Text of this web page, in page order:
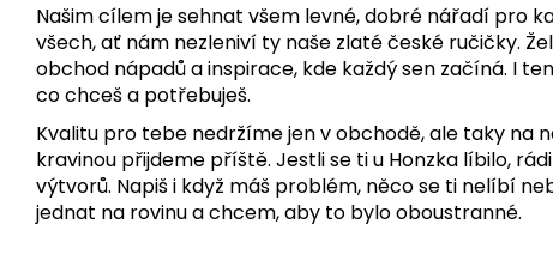
Našim cílem je sehnat všem levné, dobré nářadí pro
všech, ať nám nezleniví ty naše zlaté české ručičky.
obchod nápadů a inspirace, kde každý sen začíná. I
co chceš a potřebuješ.
Kvalitu pro tebe nedržíme jen v obchodě, ale taky na
kravinou přijdeme příště. Jestli se ti u Honzka líbilo,
výtvorů. Napiš i když máš problém, něco se ti nelíbí
jednat na rovinu a chcem, aby to bylo oboustranné.